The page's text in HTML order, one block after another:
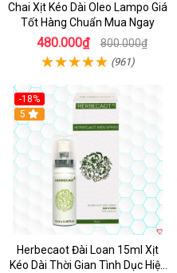
Chai Xịt Kéo Dài Oleo Lampo Giá
Tốt Hàng Chuẩn Mua Ngay
480.000₫ 800.000₫
(961)
-18%
5
Herbecaot Đài Loan 15ml Xịt
Kéo Dài Thời Gian Tình Dục Hiệu